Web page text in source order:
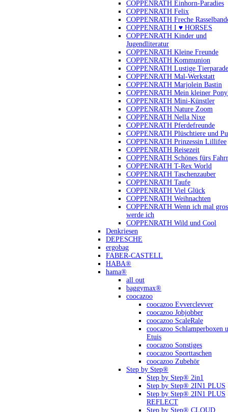
COPPENRATH Einhorn-Paradies
COPPENRATH Felix
COPPENRATH Freche
COPPENRATH I ♥ HORSES
COPPENRATH Kinder und
Jugendliteratur
COPPENRATH Kleine Freunde
COPPENRATH Kommunion
COPPENRATH Lustige Tierparade
COPPENRATH Mal-Werkstatt
COPPENRATH Marjolein Bastin
COPPENRATH Mein kleiner
COPPENRATH Mini-Künstler
COPPENRATH Nature Zoom
COPPENRATH Nella Nixe
COPPENRATH Pferdefreunde
COPPENRATH Plüschtiere und
COPPENRATH Prinzessin Lillifee
COPPENRATH Reisezeit
COPPENRATH Schönes fürs
COPPENRATH T-Rex World
COPPENRATH Taschenzauber
COPPENRATH Taufe
COPPENRATH Viel Glück
COPPENRATH Weihnachten
COPPENRATH Wenn ich mal
werde ich
COPPENRATH Wild und Cool
Denkriesen
DEPESCHE
ergobag
FABER-CASTELL
HABA®
hama®
all out
baggymax®
coocazoo
coocazoo Evverclevver
coocazoo Jobjobber
coocazoo ScaleRale
coocazoo Schlamperboxen
Etuis
coocazoo Sonstiges
coocazoo Sporttaschen
coocazoo Zubehör
Step by Step®
Step by Step® 2in1
Step by Step® 2IN1 PLUS
Step by Step® 2IN1 PLUS
REFLECT
Step by Step® CLOUD